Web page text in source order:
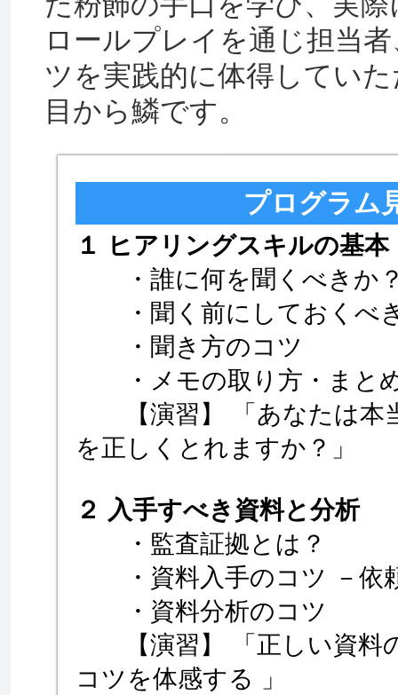
ロールプレイを通じ担当
ツを実践的に体得してい
目から鱗です。
プログラム
１ ヒアリングスキルの基本
・誰に何を聞くべきか
・聞く前にしておくべ
・聞き方のコツ
・メモの取り方・まと
【演習】 「あなたは本
を正しくとれますか？」
２ 入手すべき資料と分析
・監査証拠とは？
・資料入手のコツ －依
・資料分析のコツ
【演習】 「正しい資料
コツを体感する 」